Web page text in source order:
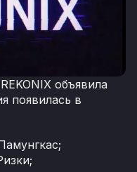
объявила
появилась в